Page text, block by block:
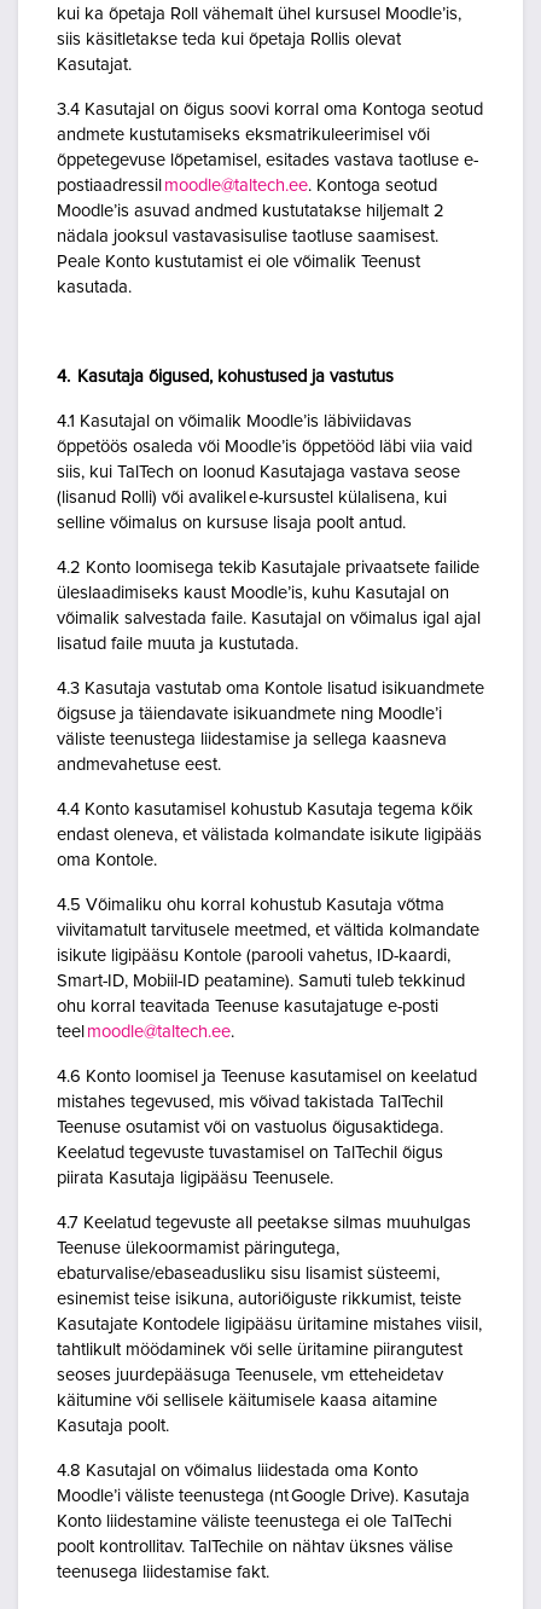
kui ka õpetaja Roll vähemalt ühel kursusel Moodle’is,
siis käsitletakse teda kui õpetaja Rollis olevat
Kasutajat.
3.4 Kasutajal on õigus soovi korral oma Kontoga seotud
andmete kustutamiseks eksmatrikuleerimisel või
õppetegevuse lõpetamisel, esitades vastava taotluse e-
postiaadressil moodle@taltech.ee. Kontoga seotud
Moodle’is asuvad andmed kustutatakse hiljemalt 2
nädala jooksul vastavasisulise taotluse saamisest.
Peale Konto kustutamist ei ole võimalik Teenust
kasutada.
4. Kasutaja õigused, kohustused ja vastutus
4.1 Kasutajal on võimalik Moodle’is läbiviidavas
õppetöös osaleda või Moodle’is õppetööd läbi viia vaid
siis, kui TalTech on loonud Kasutajaga vastava seose
(lisanud Rolli) või avalikel e-kursustel külalisena, kui
selline võimalus on kursuse lisaja poolt antud.
4.2 Konto loomisega tekib Kasutajale privaatsete failide
üleslaadimiseks kaust Moodle’is, kuhu Kasutajal on
võimalik salvestada faile. Kasutajal on võimalus igal ajal
lisatud faile muuta ja kustutada.
4.3 Kasutaja vastutab oma Kontole lisatud isikuandmete
õigsuse ja täiendavate isikuandmete ning Moodle’i
väliste teenustega liidestamise ja sellega kaasneva
andmevahetuse eest.
4.4 Konto kasutamisel kohustub Kasutaja tegema kõik
endast oleneva, et välistada kolmandate isikute ligipääs
oma Kontole.
4.5 Võimaliku ohu korral kohustub Kasutaja võtma
viivitamatult tarvitusele meetmed, et vältida kolmandate
isikute ligipääsu Kontole (parooli vahetus, ID-kaardi,
Smart-ID, Mobiil-ID peatamine). Samuti tuleb tekkinud
ohu korral teavitada Teenuse kasutajatuge e-posti
teel moodle@taltech.ee.
4.6 Konto loomisel ja Teenuse kasutamisel on keelatud
mistahes tegevused, mis võivad takistada TalTechil
Teenuse osutamist või on vastuolus õigusaktidega.
Keelatud tegevuste tuvastamisel on TalTechil õigus
piirata Kasutaja ligipääsu Teenusele.
4.7 Keelatud tegevuste all peetakse silmas muuhulgas
Teenuse ülekoormamist päringutega,
ebaturvalise/ebaseadusliku sisu lisamist süsteemi,
esinemist teise isikuna, autoriõiguste rikkumist, teiste
Kasutajate Kontodele ligipääsu üritamine mistahes viisil,
tahtlikult möödaminek või selle üritamine piirangutest
seoses juurdepääsuga Teenusele, vm etteheidetav
käitumine või sellisele käitumisele kaasa aitamine
Kasutaja poolt.
4.8 Kasutajal on võimalus liidestada oma Konto
Moodle’i väliste teenustega (nt Google Drive). Kasutaja
Konto liidestamine väliste teenustega ei ole TalTechi
poolt kontrollitav. TalTechile on nähtav üksnes välise
teenusega liidestamise fakt.